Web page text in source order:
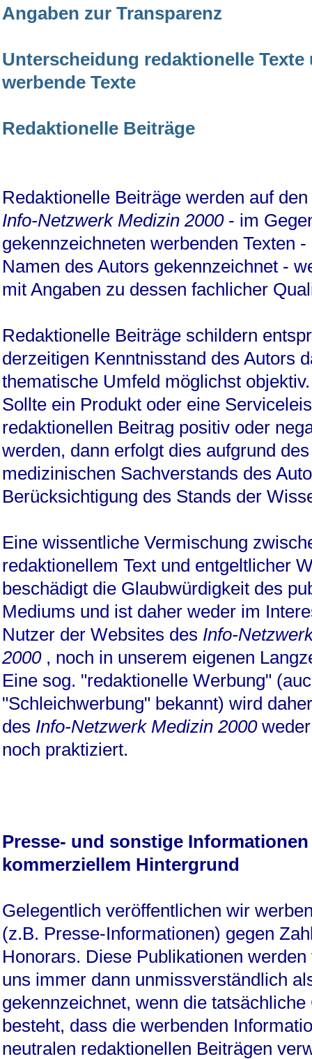
Angaben zur Transparenz
Unterscheidung redaktionelle Texte
werbende Texte
Redaktionelle Beiträge
Redaktionelle Beiträge werden auf
Info-Netzwerk Medizin 2000 - im
gekennzeichneten werbenden Texten
Namen des Autors gekennzeichnet -
mit Angaben zu dessen fachlicher
Redaktionelle Beiträge schildern
derzeitigen Kenntnisstand des Autors
thematische Umfeld möglichst objektiv.
Sollte ein Produkt oder eine
redaktionellen Beitrag positiv oder
werden, dann erfolgt dies aufgrund des
medizinischen Sachverstands des
Berücksichtigung des Stands der
Eine wissentliche Vermischung
redaktionellem Text und entgeltlicher
beschädigt die Glaubwürdigkeit des
Mediums und ist daher weder im
Nutzer der Websites des Info-
2000, noch in unserem eigenen
Eine sog. "redaktionelle Werbung"
"Schleichwerbung" bekannt) wird
des Info-Netzwerk Medizin 2000
noch praktiziert.
Presse- und sonstige
kommerziellem Hintergrund
Gelegentlich veröffentlichen wir
(z.B. Presse-Informationen) gegen
Honorars. Diese Publikationen werden
uns immer dann unmissverständlich
gekennzeichnet, wenn die tatsächliche
besteht, dass die werbenden
neutralen redaktionellen Beiträgen